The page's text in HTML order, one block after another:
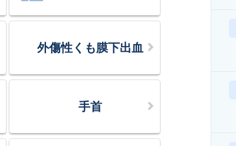
外傷性くも膜下出血
手首